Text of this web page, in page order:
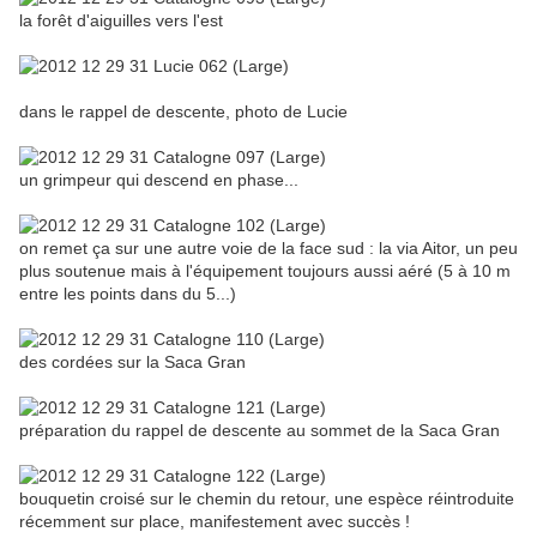
la forêt d'aiguilles vers l'est
dans le rappel de descente, photo de Lucie
un grimpeur qui descend en phase...
on remet ça sur une autre voie de la face sud : la via Aitor, un peu
plus soutenue mais à l'équipement toujours aussi aéré (5 à 10 m
entre les points dans du 5...)
des cordées sur la Saca Gran
préparation du rappel de descente au sommet de la Saca Gran
bouquetin croisé sur le chemin du retour, une espèce réintroduite
récemment sur place, manifestement avec succès !